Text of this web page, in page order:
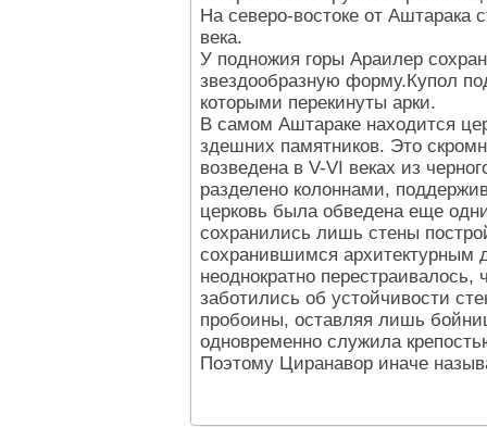
На северо-востоке от Аштарака
века.
У подножия горы Араилер
звездообразную форму.Купол
которыми перекинуты арки.
В самом Аштараке находится
здешних памятников. Это
возведена в V-VI веках из
разделено колоннами,
церковь была обведена еще
сохранились лишь стены
сохранившимся архитектурным
неоднократно
заботились об устойчивости
пробоины, оставляя лишь
одновременно служила
Поэтому Циранавор иначе